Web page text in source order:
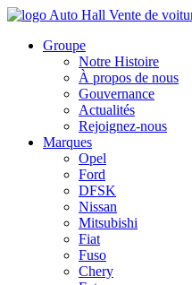
Groupe
Notre Histoire
À propos de nous
Gouvernance
Actualités
Rejoignez-nous
Marques
Opel
Ford
DFSK
Nissan
Mitsubishi
Fiat
Fuso
Chery